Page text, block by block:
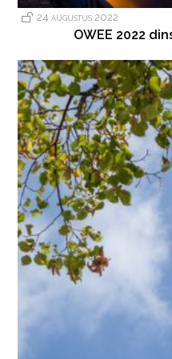
24 augustus 2022
OWEE 2022